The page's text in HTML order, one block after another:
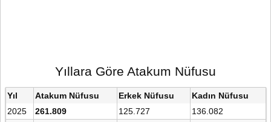
Yıllara Göre Atakum Nüfusu
Yıl Atakum Nüfusu Erkek Nüfusu
Kadın Nüfusu
2025
261.809 125.727
136.082